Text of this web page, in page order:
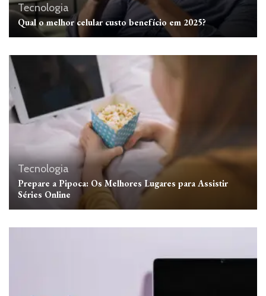
Tecnologia
Qual o melhor celular custo benefício em 2025?
Tecnologia
Prepare a Pipoca: Os Melhores Lugares para Assistir
Séries Online